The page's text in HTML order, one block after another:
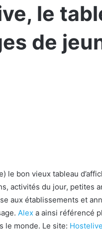
le
de
le bon vieux tableau
activités du jour, petites
aux établissements et
Alex a ainsi référencé
le monde. Le site: Hostelive